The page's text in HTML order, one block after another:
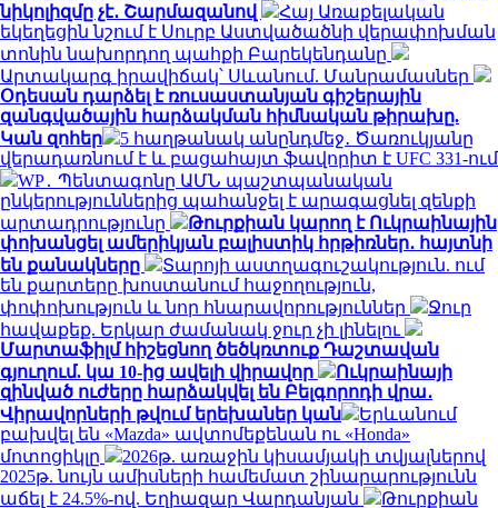
նիկոլիզմը չէ․ Շարմազանով
Հայ Առաքելական
եկեղեցին նշում է Սուրբ Աստվածածնի վերափոխման
տոնին նախորդող պահքի Բարեկենդանը
Արտակարգ իրավիճակ՝ Սևանում. Մանրամասներ
Օդեսան դարձել է ռուսաստանյան գիշերային
զանգվածային հարձակման հիմնական թիրախը.
Կան զոհեր
5 հաղթանակ անընդմեջ․ Ծառուկյանը
վերադառնում է և բացահայտ ֆավորիտ է UFC 331-ում
WP․ Պենտագոնը ԱՄՆ պաշտպանական
ընկերություններից պահանջել է արագացնել զենքի
արտադրությունը
Թուրքիան կարող է Ուկրաինային
փոխանցել ամերիկյան բալիստիկ հրթիռներ․ հայտնի
են քանակները
Տարոյի աստղագուշակություն. ում
են քարտերը խոստանում հաջողություն,
փոփոխություն և նոր հնարավորություններ
Ջուր
հավաքեք. Երկար ժամանակ ջուր չի լինելու
Մարտաֆիլմ հիշեցնող ծեծկռտուք Դաշտավան
գյուղում. կա 10-ից ավելի վիրավոր
Ուկրաինայի
զինված ուժերը հարձակվել են Բելգորոդի վրա․
Վիրավորների թվում երեխաներ կան
Երևանում
բախվել են «Mazda» ավտոմեքենան ու «Honda»
մոտոցիկլը
2026թ. առաջին կիսամյակի տվյալներով
2025թ. նույն ամիսների համեմատ շինարարությունն
աճել է 24.5%-ով. Եղիազար Վարդանյան
Թուրքիան